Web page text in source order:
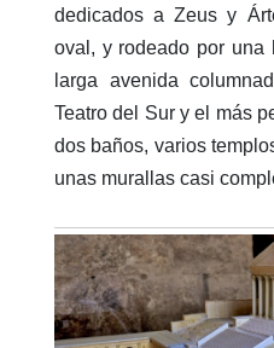
dedicados a Zeus y
oval, y rodeado por una
larga avenida
Teatro del Sur y el más
dos baños, varios
unas murallas casi